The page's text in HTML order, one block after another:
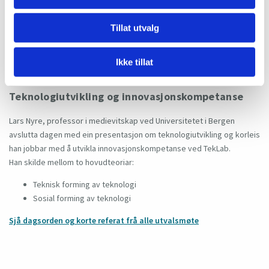
Tillat utvalg
Ikke tillat
kostnader og særeigenheiter i det norske arbeidslivet.
Teknologiutvikling og innovasjonskompetanse
Lars Nyre, professor i medievitskap ved Universitetet i Bergen
avslutta dagen med ein presentasjon om teknologiutvikling og korleis
han jobbar med å utvikla innovasjonskompetanse ved TekLab.
Han skilde mellom to hovudteoriar:
Teknisk forming av teknologi
Sosial forming av teknologi
Sjå dagsorden og korte referat frå alle utvalsmøte